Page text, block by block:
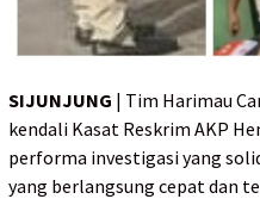
SIJUNJUNG | Tim Harimau
kendali Kasat Reskrim AKP
performa investigasi yang
yang berlangsung cepat dan